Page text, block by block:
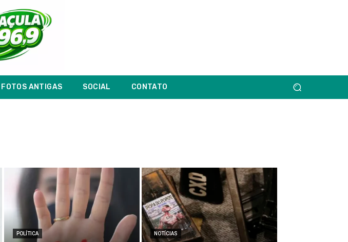
FOTOS ANTIGAS SOCIAL CONTATO
POLÍTICA NOTÍCIAS